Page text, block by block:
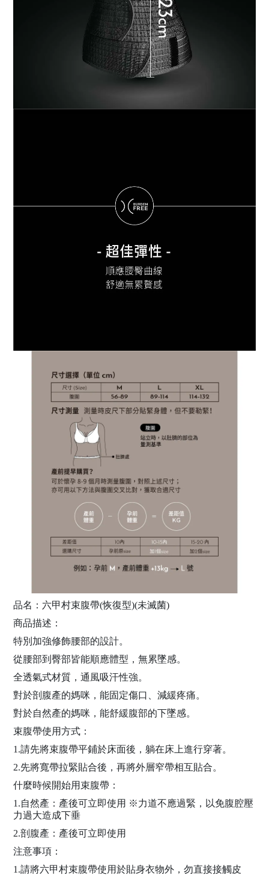
品名：六甲村束腹帶(恢復型)(未滅菌)
商品描述：
特別加強修飾腰部的設計。
從腰部到臀部皆能順應體型，無累墜感。
全透氣式材質，通風吸汗性強。
對於剖腹產的媽咪，能固定傷口、減緩疼痛。
對於自然產的媽咪，能舒緩腹部的下墜感。
束腹帶使用方式：
1.請先將束腹帶平鋪於床面後，躺在床上進行穿著。
2.先將寬帶拉緊貼合後，再將外層窄帶相互貼合。
什麼時候開始用束腹帶：
1.自然產：產後可立即使用 ※力道不應過緊，以免腹腔壓
力過大造成下垂
2.剖腹產：產後可立即使用
注意事項：
1.請將六甲村束腹帶使用於貼身衣物外，勿直接接觸皮